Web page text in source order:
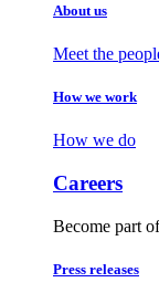
About us
Meet the
How we work
How we do
Careers
Become part
Press releases